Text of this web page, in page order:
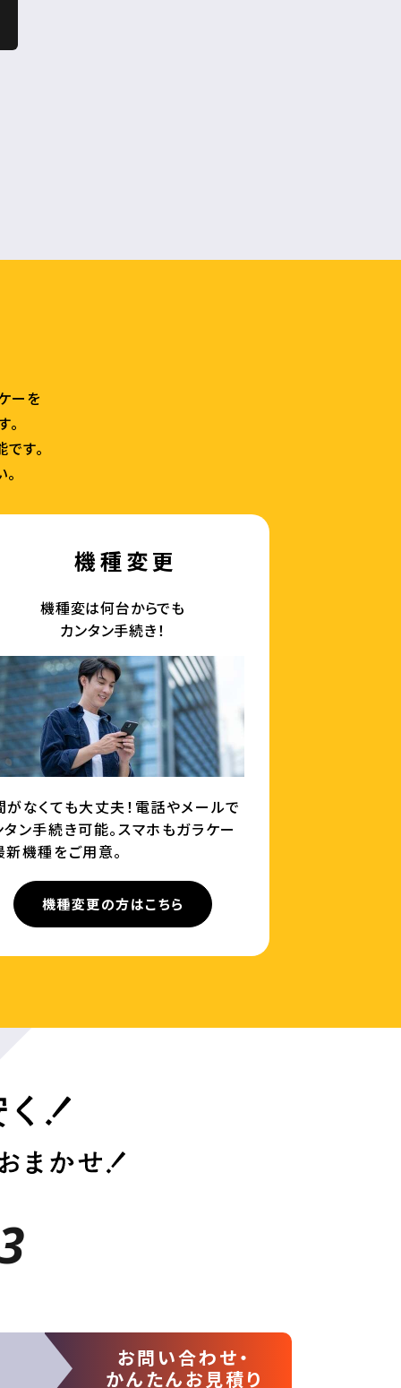
ーを
す。
機種変更
機種変は何台からでも
カンタン手続き！
がなくても大丈夫！電話やメールで
タン手続き可能。スマホもガラケー
新機種をご用意。
機種変更の方はこちら
お問い合わせ・
かんたんお見積り